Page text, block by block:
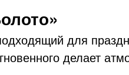
для
делает